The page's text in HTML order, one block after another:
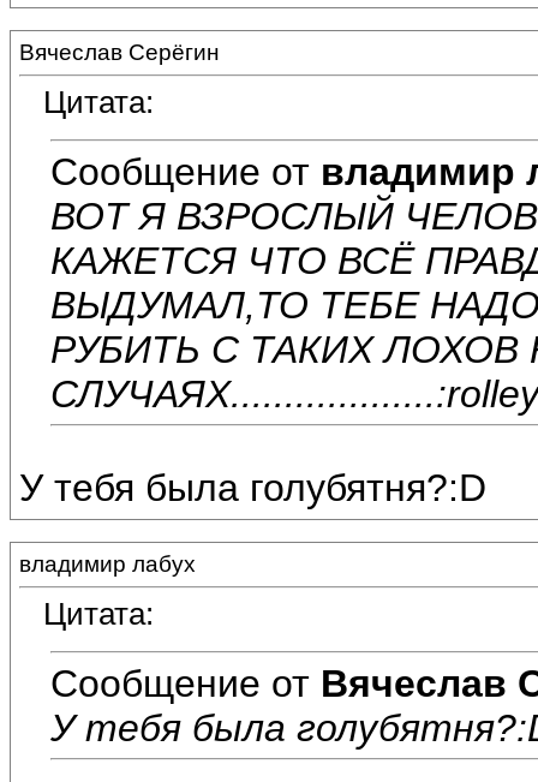
Вячеслав Серёгин
Цитата:
Сообщение от владимир
ВОТ Я ВЗРОСЛЫЙ
КАЖЕТСЯ ЧТО ВСЁ
ВЫДУМАЛ,ТО ТЕБЕ
РУБИТЬ С ТАКИХ ЛОХОВ
У тебя была голубятня?:D
владимир лабух
Цитата:
Сообщение от Вячеслав
У тебя была